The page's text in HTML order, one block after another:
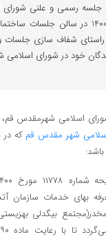
جلسه رسمی و علنی
تاریخ دهم خرداد ماه 1400 در
شفاف سازی جلسات
خود در شورای اسلامی
اسلامی شهرمقدس
شهر مقدس قم
بهای خدمات سازمان
بیگدلی